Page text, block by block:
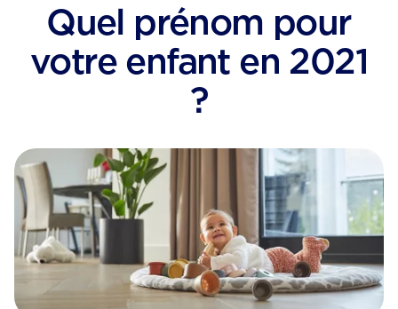
Quel prénom pour
votre enfant en 2021
?